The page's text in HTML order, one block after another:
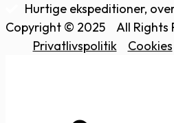
Hurtige ekspeditioner,
Copyright © 2025
All Rights
Privatlivspolitik
Cookies